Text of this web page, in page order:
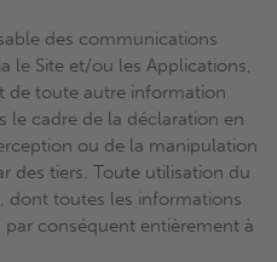
des communications
le Site et/ou les Applications,
de toute autre information
le cadre de la déclaration en
ou de la manipulation
des tiers. Toute utilisation du
dont toutes les informations
par conséquent entièrement à